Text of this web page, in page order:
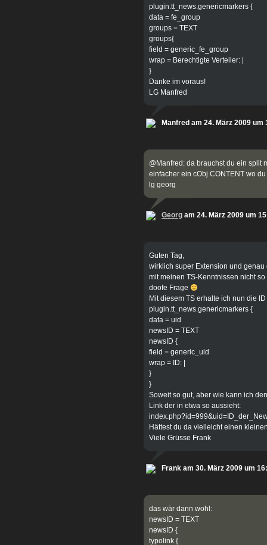
plugin.tt_news.genericmarkers {
data = fe_group
groups = TEXT
groups{
field = generic_fe_group
wrap = Berechtigte Verteiler: |
}
Danke im voraus!
LG Manfred
Manfred am 24. März 2009 um
@Manfred: da brauchst du ein split
einfacher ein cObj CONTENT wo
lg georg
Georg am 24. März 2009 um
Guten Tag,
wirklich super Extension und
mit meinen TS-Kenntnissen nicht
doofe Frage
Mit diesem TS erhalte ich nun die
plugin.tt_news.genericmarkers {
data = uid
newsID = TEXT
newsID {
field = generic_uid
wrap = ID: |
}
}
Soweit so gut, aber wie kann ich
Link der in etwa so aussieht:
Hättest du da vielleicht einen
Viele Grüsse Frank
Frank am 30. März 2009 um
das wär dann wohl:
newsID = TEXT
newsID {
typolink {